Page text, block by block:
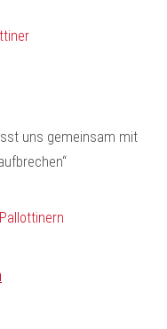
uns gemeinsam mit